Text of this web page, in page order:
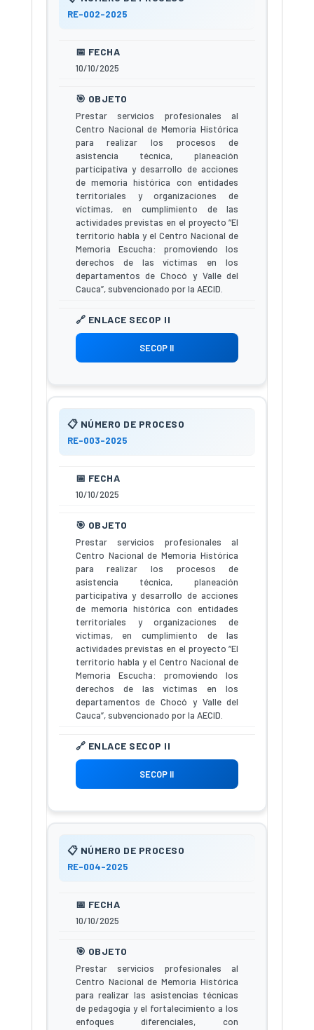
RE-002-2025
10/10/2025
Prestar servicios profesionales al
Centro Nacional de Memoria Histórica
para realizar los procesos de
asistencia técnica, planeación
participativa y desarrollo de acciones
de memoria histórica con entidades
territoriales y organizaciones de
víctimas, en cumplimiento de las
actividades previstas en el proyecto “El
territorio habla y el Centro Nacional de
Memoria Escucha: promoviendo los
derechos de las víctimas en los
departamentos de Chocó y Valle del
Cauca”, subvencionado por la AECID.
SECOP II
RE-003-2025
10/10/2025
Prestar servicios profesionales al
Centro Nacional de Memoria Histórica
para realizar los procesos de
asistencia técnica, planeación
participativa y desarrollo de acciones
de memoria histórica con entidades
territoriales y organizaciones de
víctimas, en cumplimiento de las
actividades previstas en el proyecto “El
territorio habla y el Centro Nacional de
Memoria Escucha: promoviendo los
derechos de las víctimas en los
departamentos de Chocó y Valle del
Cauca”, subvencionado por la AECID.
SECOP II
RE-004-2025
10/10/2025
Prestar servicios profesionales al
Centro Nacional de Memoria Histórica
para realizar las asistencias técnicas
de pedagogía y el fortalecimiento a los
enfoques diferenciales, con